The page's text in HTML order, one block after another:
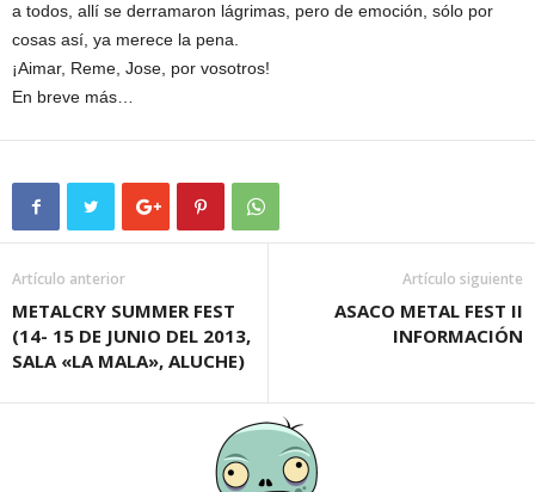
a todos, allí se derramaron lágrimas, pero de emoción, sólo por
cosas así, ya merece la pena.
¡Aimar, Reme, Jose, por vosotros!
En breve más…
Artículo anterior
METALCRY SUMMER FEST
(14- 15 DE JUNIO DEL 2013,
SALA «LA MALA», ALUCHE)
Artículo siguiente
ASACO METAL FEST II
INFORMACIÓN